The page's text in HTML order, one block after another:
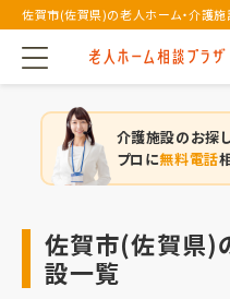
佐賀市(佐賀県)の老人ホーム・介護
介護施設のお探
プロに無料電話
佐賀市(佐賀県)
設一覧